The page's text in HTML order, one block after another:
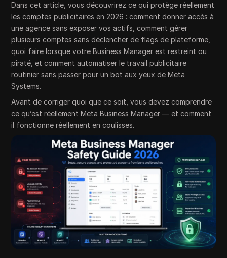
Dans cet article, vous découvrirez ce qui protège réellement
les comptes publicitaires en 2026 : comment donner accès à
une agence sans exposer vos actifs, comment gérer
plusieurs comptes sans déclencher de flags de plateforme,
quoi faire lorsque votre Business Manager est restreint ou
piraté, et comment automatiser le travail publicitaire
routinier sans passer pour un bot aux yeux de Meta
Systems.
Avant de corriger quoi que ce soit, vous devez comprendre
ce qu’est réellement Meta Business Manager — et comment
il fonctionne réellement en coulisses.